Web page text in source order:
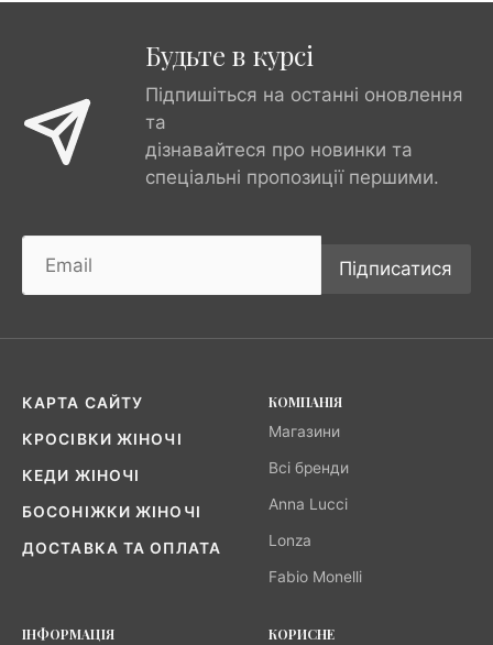
Будьте в курсі
Підпишіться на останні оновлення
та
дізнавайтеся про новинки та
спеціальні пропозиції першими.
Підписатися
КАРТА САЙТУ
КРОСІВКИ ЖІНОЧІ
КЕДИ ЖІНОЧІ
БОСОНІЖКИ ЖІНОЧІ
ДОСТАВКА ТА ОПЛАТА
КОМПАНІЯ
Магазини
Всі бренди
Anna Lucci
Lonza
Fabio Monelli
ІНФОРМАЦІЯ
КОРИСНЕ